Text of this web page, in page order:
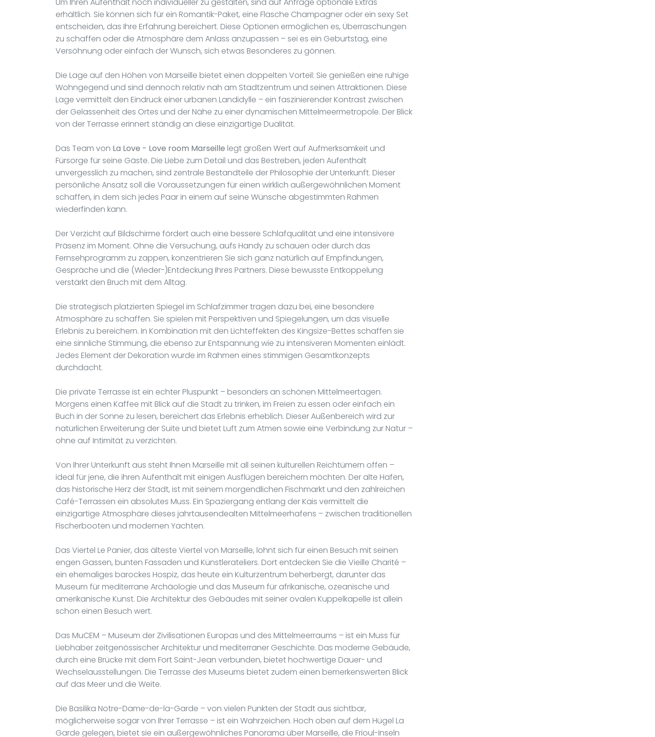
erhältlich. Sie können sich für ein Romantik-Paket, eine Flasche Champagner oder ein sexy Set
entscheiden, das Ihre Erfahrung bereichert. Diese Optionen ermöglichen es, Überraschungen
zu schaffen oder die Atmosphäre dem Anlass anzupassen – sei es ein Geburtstag, eine
Versöhnung oder einfach der Wunsch, sich etwas Besonderes zu gönnen.
Die Lage auf den Höhen von Marseille bietet einen doppelten Vorteil: Sie genießen eine ruhige
Wohngegend und sind dennoch relativ nah am Stadtzentrum und seinen Attraktionen. Diese
Lage vermittelt den Eindruck einer urbanen Landidylle – ein faszinierender Kontrast zwischen
der Gelassenheit des Ortes und der Nähe zu einer dynamischen Mittelmeermetropole. Der Blick
von der Terrasse erinnert ständig an diese einzigartige Dualität.
Das Team von La Love - Love room Marseille legt großen Wert auf Aufmerksamkeit und
Fürsorge für seine Gäste. Die Liebe zum Detail und das Bestreben, jeden Aufenthalt
unvergesslich zu machen, sind zentrale Bestandteile der Philosophie der Unterkunft. Dieser
persönliche Ansatz soll die Voraussetzungen für einen wirklich außergewöhnlichen Moment
schaffen, in dem sich jedes Paar in einem auf seine Wünsche abgestimmten Rahmen
wiederfinden kann.
Der Verzicht auf Bildschirme fördert auch eine bessere Schlafqualität und eine intensivere
Präsenz im Moment. Ohne die Versuchung, aufs Handy zu schauen oder durch das
Fernsehprogramm zu zappen, konzentrieren Sie sich ganz natürlich auf Empfindungen,
Gespräche und die (Wieder-)Entdeckung Ihres Partners. Diese bewusste Entkoppelung
verstärkt den Bruch mit dem Alltag.
Die strategisch platzierten Spiegel im Schlafzimmer tragen dazu bei, eine besondere
Atmosphäre zu schaffen. Sie spielen mit Perspektiven und Spiegelungen, um das visuelle
Erlebnis zu bereichern. In Kombination mit den Lichteffekten des Kingsize-Bettes schaffen sie
eine sinnliche Stimmung, die ebenso zur Entspannung wie zu intensiveren Momenten einlädt.
Jedes Element der Dekoration wurde im Rahmen eines stimmigen Gesamtkonzepts
durchdacht.
Die private Terrasse ist ein echter Pluspunkt – besonders an schönen Mittelmeertagen.
Morgens einen Kaffee mit Blick auf die Stadt zu trinken, im Freien zu essen oder einfach ein
Buch in der Sonne zu lesen, bereichert das Erlebnis erheblich. Dieser Außenbereich wird zur
natürlichen Erweiterung der Suite und bietet Luft zum Atmen sowie eine Verbindung zur Natur –
ohne auf Intimität zu verzichten.
Von Ihrer Unterkunft aus steht Ihnen Marseille mit all seinen kulturellen Reichtümern offen –
ideal für jene, die ihren Aufenthalt mit einigen Ausflügen bereichern möchten. Der alte Hafen,
das historische Herz der Stadt, ist mit seinem morgendlichen Fischmarkt und den zahlreichen
Café-Terrassen ein absolutes Muss. Ein Spaziergang entlang der Kais vermittelt die
einzigartige Atmosphäre dieses jahrtausendealten Mittelmeerhafens – zwischen traditionellen
Fischerbooten und modernen Yachten.
Das Viertel Le Panier, das älteste Viertel von Marseille, lohnt sich für einen Besuch mit seinen
engen Gassen, bunten Fassaden und Künstlerateliers. Dort entdecken Sie die Vieille Charité –
ein ehemaliges barockes Hospiz, das heute ein Kulturzentrum beherbergt, darunter das
Museum für mediterrane Archäologie und das Museum für afrikanische, ozeanische und
amerikanische Kunst. Die Architektur des Gebäudes mit seiner ovalen Kuppelkapelle ist allein
schon einen Besuch wert.
Das MuCEM – Museum der Zivilisationen Europas und des Mittelmeerraums – ist ein Muss für
Liebhaber zeitgenössischer Architektur und mediterraner Geschichte. Das moderne Gebäude,
durch eine Brücke mit dem Fort Saint-Jean verbunden, bietet hochwertige Dauer- und
Wechselausstellungen. Die Terrasse des Museums bietet zudem einen bemerkenswerten Blick
auf das Meer und die Weite.
Die Basilika Notre-Dame-de-la-Garde – von vielen Punkten der Stadt aus sichtbar,
möglicherweise sogar von Ihrer Terrasse – ist ein Wahrzeichen. Hoch oben auf dem Hügel La
Garde gelegen, bietet sie ein außergewöhnliches Panorama über Marseille, die Frioul-Inseln